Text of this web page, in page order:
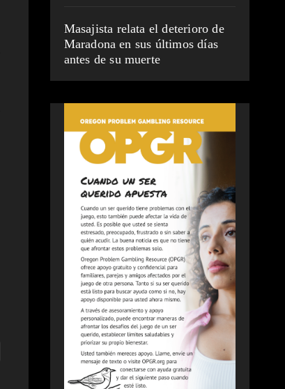
Masajista relata el deterioro de
Maradona en sus últimos días
antes de su muerte